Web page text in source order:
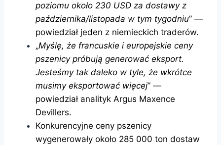
poziomu około 230 USD za dostawy z
października/listopada w tym tygodniu” —
powiedział jeden z niemieckich traderów.
„Myślę, że francuskie i europejskie ceny
pszenicy próbują generować eksport.
Jesteśmy tak daleko w tyle, że wkrótce
musimy eksportować więcej” —
powiedział analityk Argus Maxence
Devillers.
Konkurencyjne ceny pszenicy
wygenerowały około 285 000 ton dostaw